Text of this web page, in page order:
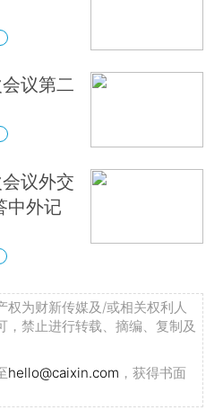
议第二
议外交
中外记
权为财新传媒及/或相关权利人
，禁止进行转载、摘编、复制及
hello@caixin.com ，获得书面